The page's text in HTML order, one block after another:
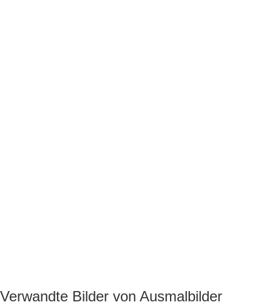
Verwandte Bilder von Ausmalbilder